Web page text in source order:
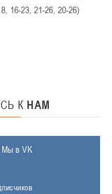
23, 21-26, 20-26)
К НАМ
Мы в VK